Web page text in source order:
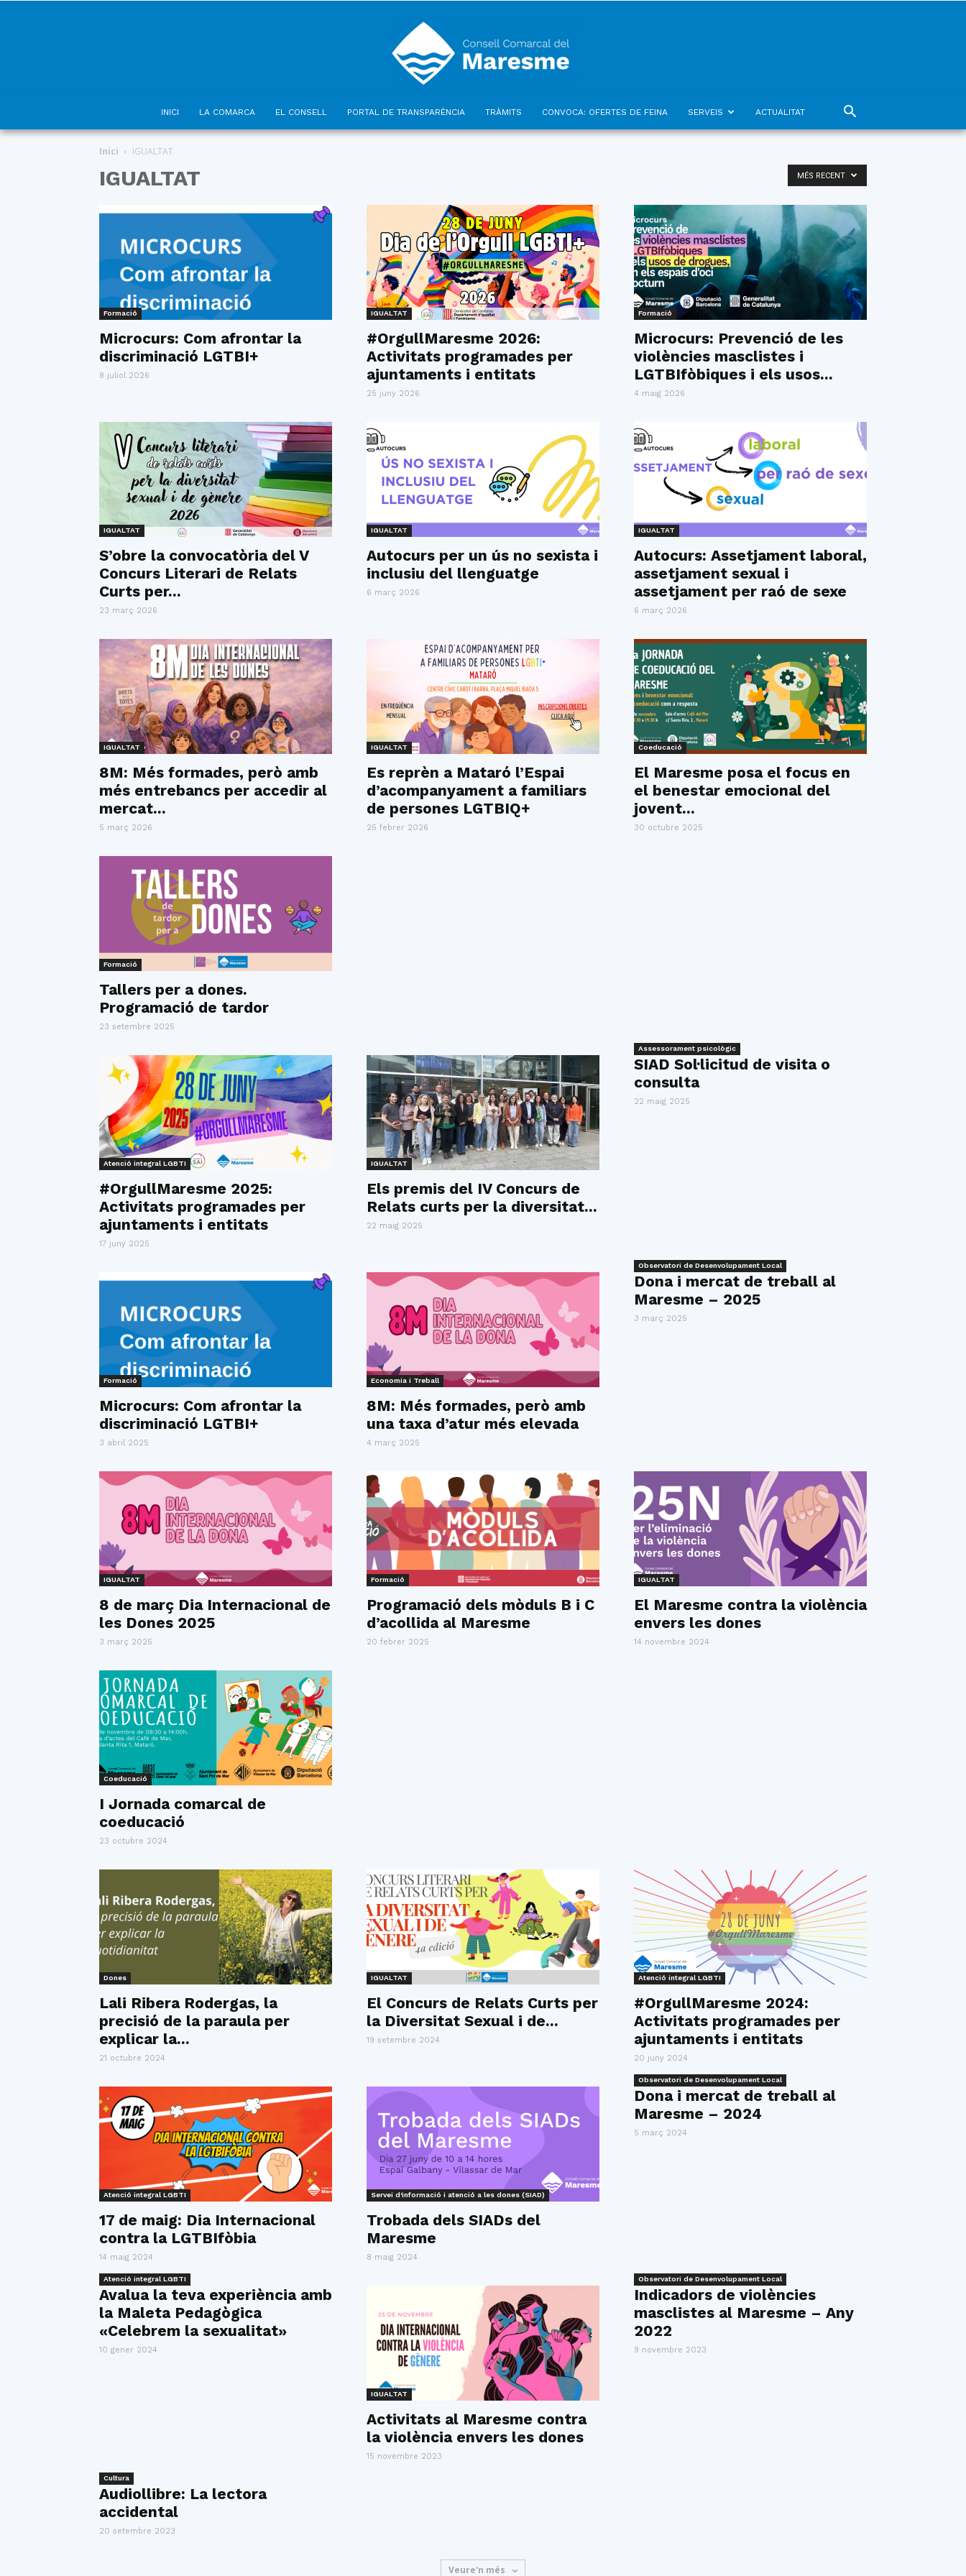
Comarcal
INICI LA COMARCA EL CONSELL PORTAL DE TRANSPARÈNCIA TRÀMITS CONVOCA: OFERTES DE FEINA SERVEIS ACTUALITAT
Inici IGUALTAT
IGUALTAT MÉS RECENT
Formació
Microcurs: Com afrontar la
discriminació LGTBI+
8 juliol 2026
IGUALTAT
#OrgullMaresme 2026:
Activitats programades per
ajuntaments i entitats
25 juny 2026
Formació
Microcurs: Prevenció de les
violències masclistes i
LGTBIfòbiques i els usos...
4 maig 2026
IGUALTAT
S’obre la convocatòria del V
Concurs Literari de Relats
Curts per...
23 març 2026
IGUALTAT
Autocurs per un ús no sexista i
inclusiu del llenguatge
6 març 2026
IGUALTAT
Autocurs: Assetjament laboral,
assetjament sexual i
assetjament per raó de sexe
6 març 2026
IGUALTAT
8M: Més formades, però amb
més entrebancs per accedir al
mercat...
5 març 2026
IGUALTAT
Es reprèn a Mataró l’Espai
d’acompanyament a familiars
de persones LGTBIQ+
25 febrer 2026
Coeducació
El Maresme posa el focus en
el benestar emocional del
jovent...
30 octubre 2025
Formació
Tallers per a dones.
Programació de tardor
23 setembre 2025
Atenció integral LGBTI
#OrgullMaresme 2025:
Activitats programades per
ajuntaments i entitats
17 juny 2025
IGUALTAT
Els premis del IV Concurs de
Relats curts per la diversitat...
22 maig 2025
Assessorament psicològic
SIAD Sol·licitud de visita o
consulta
22 maig 2025
Formació
Microcurs: Com afrontar la
discriminació LGTBI+
3 abril 2025
Economia i Treball
8M: Més formades, però amb
una taxa d’atur més elevada
4 març 2025
Observatori de Desenvolupament Local
Dona i mercat de treball al
Maresme – 2025
3 març 2025
IGUALTAT
8 de març Dia Internacional de
les Dones 2025
3 març 2025
Formació
Programació dels mòduls B i C
d’acollida al Maresme
20 febrer 2025
IGUALTAT
El Maresme contra la violència
envers les dones
14 novembre 2024
Coeducació
I Jornada comarcal de
coeducació
23 octubre 2024
Dones
Lali Ribera Rodergas, la
precisió de la paraula per
explicar la...
21 octubre 2024
IGUALTAT
El Concurs de Relats Curts per
la Diversitat Sexual i de...
19 setembre 2024
Atenció integral LGBTI
#OrgullMaresme 2024:
Activitats programades per
ajuntaments i entitats
20 juny 2024
Atenció integral LGBTI
17 de maig: Dia Internacional
contra la LGTBIfòbia
14 maig 2024
Servei d'informació i atenció a les dones (SIAD)
Trobada dels SIADs del
Maresme
8 maig 2024
Observatori de Desenvolupament Local
Dona i mercat de treball al
Maresme – 2024
5 març 2024
Atenció integral LGBTI
Avalua la teva experiència amb
la Maleta Pedagògica
«Celebrem la sexualitat»
10 gener 2024
IGUALTAT
Activitats al Maresme contra
la violència envers les dones
15 novembre 2023
Observatori de Desenvolupament Local
Indicadors de violències
masclistes al Maresme – Any
2022
9 novembre 2023
Cultura
Audiollibre: La lectora
accidental
20 setembre 2023
Veure'n més